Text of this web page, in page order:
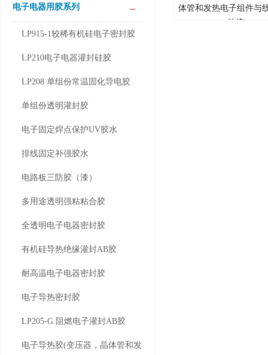
电子电器用胶系列
LP915-1较稀有机硅电子密封胶
LP210电子电器灌封硅胶
LP208 单组份常温固化导电胶
单组份透明灌封胶
电子固定焊点保护UV胶水
排线固定补强胶水
电路板三防胶（漆）
多用途透明强粘粘合胶
全透明电子电器密封胶
有机硅导热绝缘灌封AB胶
耐高温电子电器密封胶
电子导热密封胶
LP205-G 阻燃电子灌封AB胶
电子导热胶(变压器，晶体管和发
体管和发热电子组件与
粘接)